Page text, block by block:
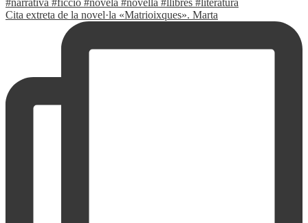
Cita extreta de la novel·la «Matrioixques». Marta